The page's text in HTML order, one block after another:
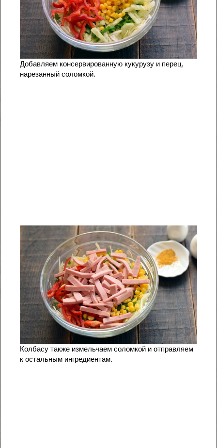
Добавляем консервированную кукурузу и перец,
нарезанный соломкой.
Колбасу также измельчаем соломкой и отправляем
к остальным ингредиентам.